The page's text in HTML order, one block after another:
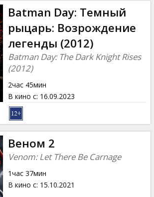
Batman Day: Темный
рыцарь: Возрождение
легенды (2012)
Batman Day: The Dark Knight Rises
(2012)
2час 45мин
В кино с: 16.09.2023
Веном 2
Venom: Let There Be Carnage
1час 37мин
В кино с: 15.10.2021